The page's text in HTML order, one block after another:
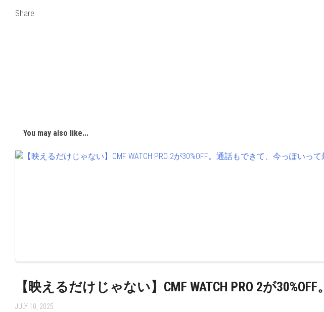
Share
You may also like...
【映えるだけじゃない】CMF WATCH PRO 2が
JULY 10, 2025